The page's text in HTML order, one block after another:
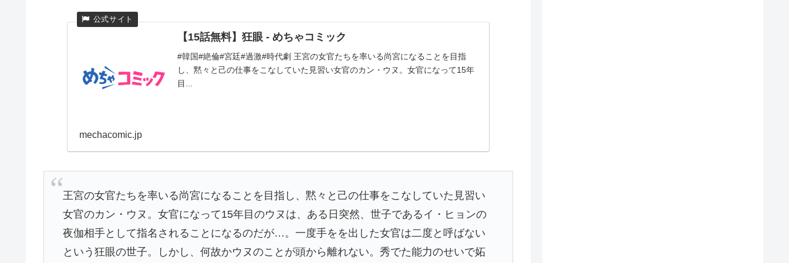
【15話無料】狂眼 - めちゃコミック
#韓国#絶倫#宮廷#過激#時代劇 王宮の女官たちを率いる尚宮になることを目指
し、黙々と己の仕事をこなしていた見習い女官のカン・ウヌ。女官になって15年
目...
mechacomic.jp
王宮の女官たちを率いる尚宮になることを目指し、黙々と己の仕事をこなしていた見習い
女官のカン・ウヌ。女官になって15年目のウヌは、ある日突然、世子であるイ・ヒョンの
夜伽相手として指名されることになるのだが…。一度手をを出した女官は二度と呼ばない
という狂眼の世子。しかし、何故かウヌのことが頭から離れない。秀でた能力のせいで妬